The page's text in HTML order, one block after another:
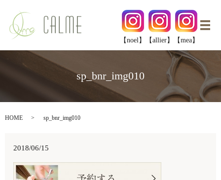
メ
【noel】
【allier】 【mea】
sp_bnr_img010
HOME sp_bnr_img010
2018/06/15